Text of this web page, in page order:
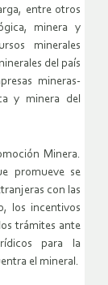
entre otros
minera y
minerales
del país
mineras-
y minera del
Minera.
promueve se
con las
los incentivos
trámites ante
para la
el mineral.